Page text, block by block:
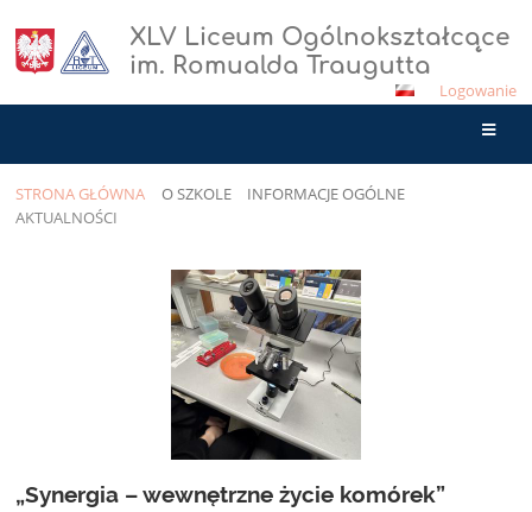
XLV Liceum Ogólnokształcące
im. Romualda Traugutta
Logowanie
STRONA GŁÓWNA O SZKOLE
INFORMACJE OGÓLNE
AKTUALNOŚCI
„Synergia – wewnętrzne życie komórek”